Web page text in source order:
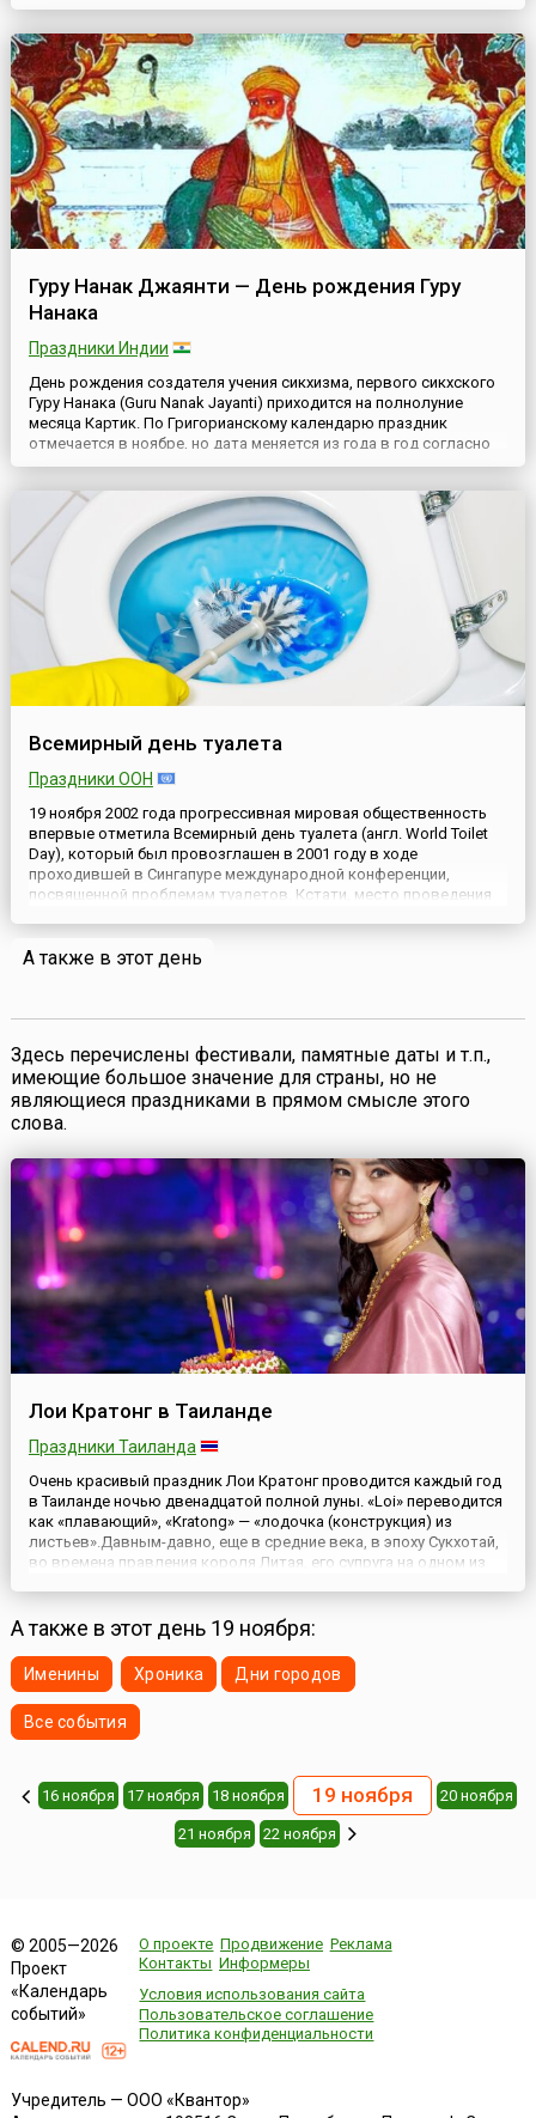
года.Государственная гидрометеорологическая служба,
Украины по чрезвычайным ситуациям, играет ключевую роль в
получении данных о текущих и...
Гуру Нанак Джаянти — День рождения Гуру
Нанака
Праздники Индии
День рождения создателя учения сикхизма, первого сикхского
Гуру Нанака (Guru Nanak Jayanti) приходится на полнолуние
месяца Картик. По Григорианскому календарю праздник
отмечается в ноябре, но дата меняется из года в год согласно
датам традиционного индийского календаря. Гуру Нанак
территории Пакистана) в 1469 году. Взгляды Нанака склад...
Всемирный день туалета
Праздники ООН
19 ноября 2002 года прогрессивная мировая общественность
впервые отметила Всемирный день туалета (англ. World Toilet
Day), который был провозглашен в 2001 году в ходе
проходившей в Сингапуре международной конференции,
посвященной проблемам туалетов. Кстати, место проведения
безукоризненной чистотой отхожих мест. Более 200 делегатов
из Ази...
А также в этот день
Здесь перечислены фестивали, памятные даты и т.п.,
имеющие большое значение для страны, но не
являющиеся праздниками в прямом смысле этого
слова.
Лои Кратонг в Таиланде
Праздники Таиланда
Очень красивый праздник Лои Кратонг проводится каждый год
в Таиланде ночью двенадцатой полной луны. «Loi» переводится
как «плавающий», «Kratong» — «лодочка (конструкция) из
листьев».Давным-давно, еще в средние века, в эпоху Сукхотай,
во времена правления короля Литая, его супруга на одном из
А также в этот день 19 ноября:
Именины Хроника Дни городов
Все события
16 ноября 17 ноября 18 ноября 19 ноября 20 ноября
21 ноября 22 ноября
© 2005—2026
Проект
«Календарь
событий»
О проекте Продвижение Реклама
Контакты Информеры
Условия использования сайта
Пользовательское соглашение
Политика конфиденциальности
Учредитель — ООО «Квантор»